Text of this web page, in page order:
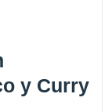
y Curry